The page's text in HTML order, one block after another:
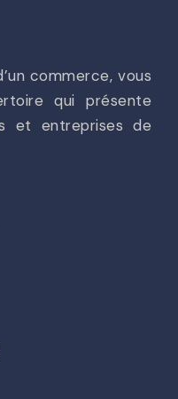
commerce, vous
qui présente
et entreprises de